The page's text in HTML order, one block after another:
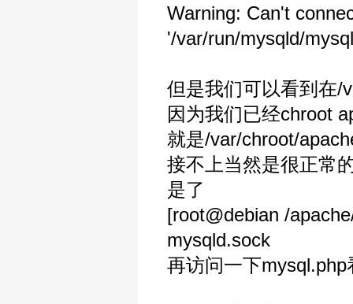
Warning: Can't
'/var/run/mysqld/
但是我们可以看到在/
因为我们已经chroot
就是/var/chroot/
接不上当然是很正常
是了
[root@debian /
mysqld.sock
再访问一下